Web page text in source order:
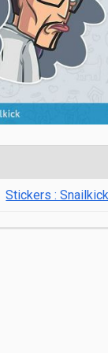
Stickers :